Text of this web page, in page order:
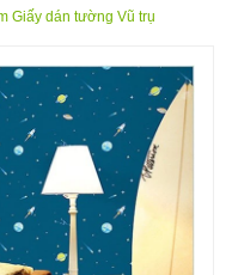
Giấy dán tường Vũ trụ